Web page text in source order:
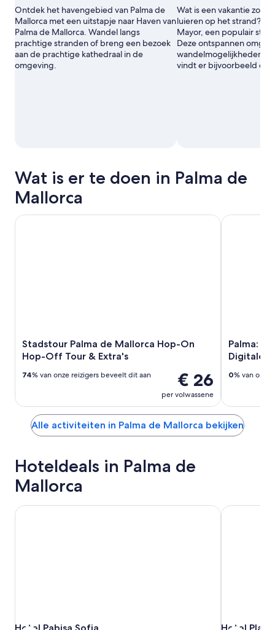
Ontdek het havengebied van Palma de
Mallorca met een uitstapje naar Haven van
Palma de Mallorca. Wandel langs
prachtige stranden of breng een bezoek
aan de prachtige kathedraal in de
omgeving.
Wat is een vakantie
luieren op het strand?
Mayor, een populair
Deze ontspannen
wandelmogelijkheden
vindt er bijvoorbeeld ook
Wat is er te doen in Palma de
Mallorca
Stadstour Palma de Mallorca Hop-On
Hop-Off Tour & Extra's
€ 26
per volwassene
74% van onze reizigers beveelt dit aan
Stadstour Palma de Mallorca Hop-On Hop-Off Tour &
Palma:
Digitale
0% van onze
Palma:
Alle activiteiten in Palma de Mallorca bekijken
Hoteldeals in Palma de
Mallorca
Hotel Pabisa Sofia Hotel